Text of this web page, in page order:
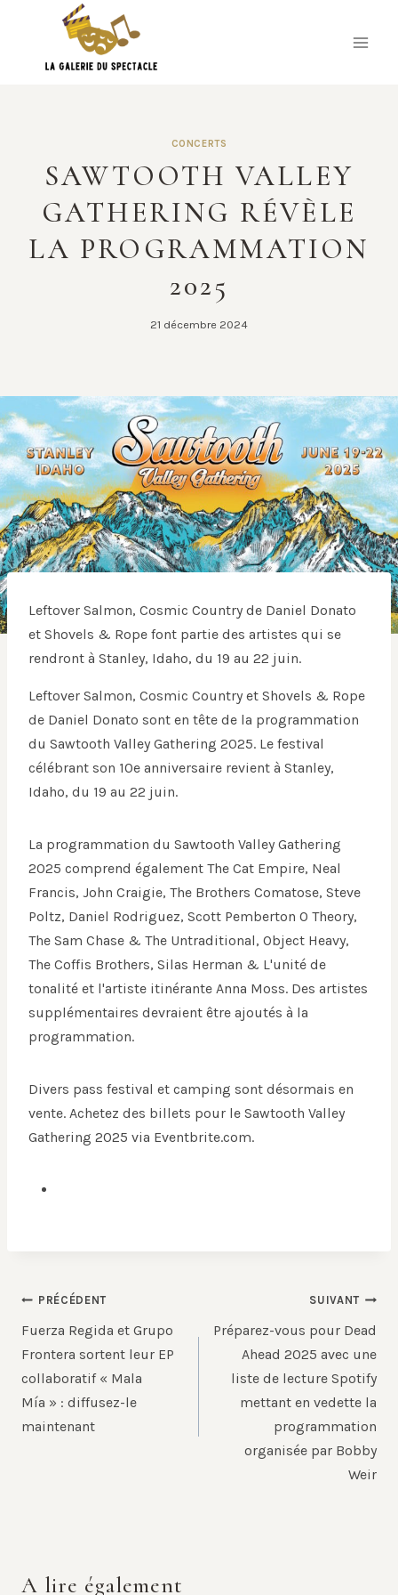
content
CONCERTS
SAWTOOTH VALLEY
GATHERING RÉVÈLE
LA PROGRAMMATION
2025
21 décembre 2024
Leftover Salmon, Cosmic Country de Daniel Donato
et Shovels & Rope font partie des artistes qui se
rendront à Stanley, Idaho, du 19 au 22 juin.
Leftover Salmon, Cosmic Country et Shovels & Rope
de Daniel Donato sont en tête de la programmation
du Sawtooth Valley Gathering 2025. Le festival
célébrant son 10e anniversaire revient à Stanley,
Idaho, du 19 au 22 juin.
La programmation du Sawtooth Valley Gathering
2025 comprend également The Cat Empire, Neal
Francis, John Craigie, The Brothers Comatose, Steve
Poltz, Daniel Rodriguez, Scott Pemberton O Theory,
The Sam Chase & The Untraditional, Object Heavy,
The Coffis Brothers, Silas Herman & L'unité de
tonalité et l'artiste itinérante Anna Moss. Des artistes
supplémentaires devraient être ajoutés à la
programmation.
Divers pass festival et camping sont désormais en
vente. Achetez des billets pour le Sawtooth Valley
Gathering 2025 via Eventbrite.com.
Navigation
de
l’article
PRÉCÉDENT
Fuerza Regida et Grupo
Frontera sortent leur EP
collaboratif « Mala
Mía » : diffusez-le
maintenant
SUIVANT
Préparez-vous pour Dead
Ahead 2025 avec une
liste de lecture Spotify
mettant en vedette la
programmation
organisée par Bobby
Weir
A lire également